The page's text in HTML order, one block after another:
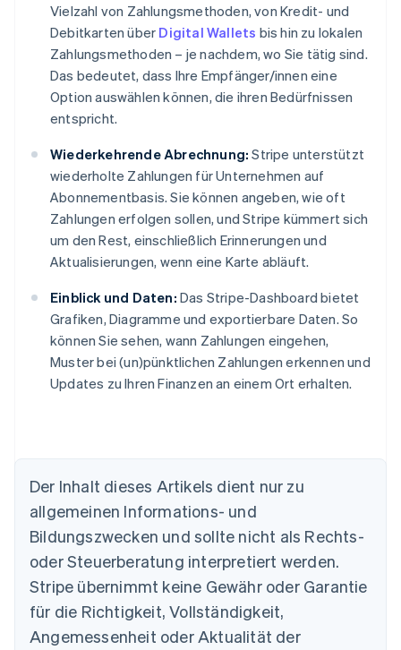
Vielzahl von Zahlungsmethoden, von Kredit- und
Debitkarten über Digital Wallets bis hin zu lokalen
Zahlungsmethoden – je nachdem, wo Sie tätig sind.
Das bedeutet, dass Ihre Empfänger/innen eine
Option auswählen können, die ihren Bedürfnissen
entspricht.
Wiederkehrende Abrechnung: Stripe unterstützt
wiederholte Zahlungen für Unternehmen auf
Abonnementbasis. Sie können angeben, wie oft
Zahlungen erfolgen sollen, und Stripe kümmert sich
um den Rest, einschließlich Erinnerungen und
Aktualisierungen, wenn eine Karte abläuft.
Einblick und Daten: Das Stripe-Dashboard bietet
Grafiken, Diagramme und exportierbare Daten. So
können Sie sehen, wann Zahlungen eingehen,
Muster bei (un)pünktlichen Zahlungen erkennen und
Updates zu Ihren Finanzen an einem Ort erhalten.
Der Inhalt dieses Artikels dient nur zu
allgemeinen Informations- und
Bildungszwecken und sollte nicht als Rechts-
oder Steuerberatung interpretiert werden.
Stripe übernimmt keine Gewähr oder Garantie
für die Richtigkeit, Vollständigkeit,
Angemessenheit oder Aktualität der
Australien
English
Belgien
Nederlands Français DeutschEnglish
Brasilien
PortuguêsEnglish
English